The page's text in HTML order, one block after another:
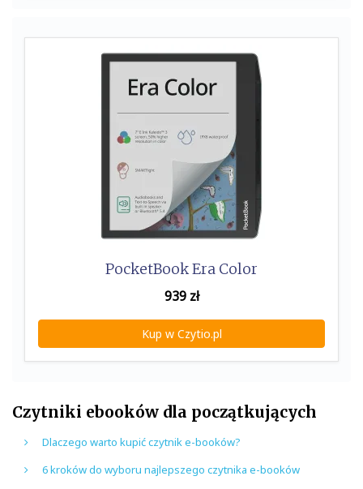
PocketBook Era Color
939zł
Kup w Czytio.pl
Czytniki ebooków dla początkujących
Dlaczego warto kupić czytnik e-booków?
6 kroków do wyboru najlepszego czytnika e-booków